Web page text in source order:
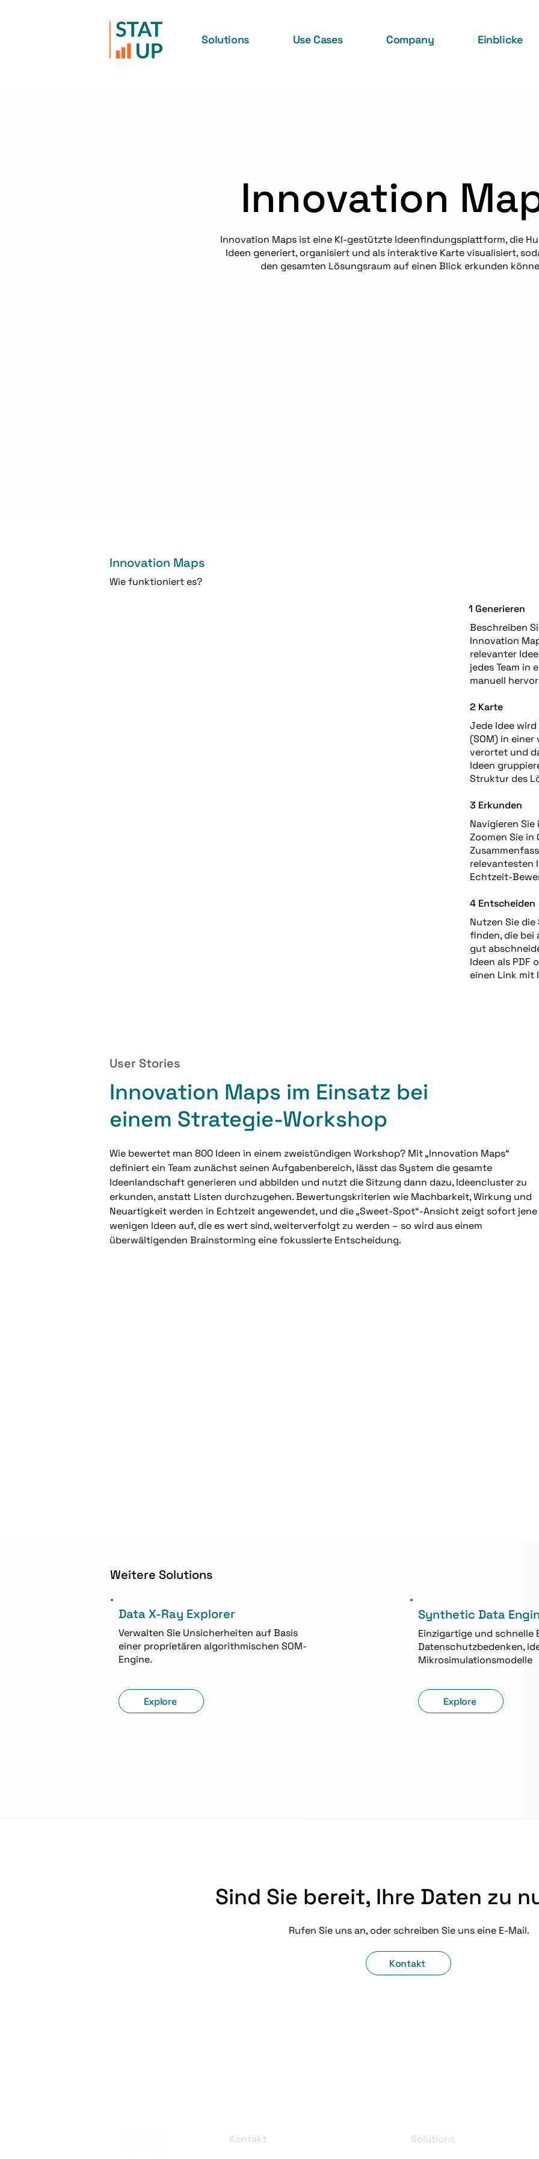
Solutions Use Cases Company Einblicke
Innovation
Innovation Maps ist eine KI-gestützte Ideenfindungsplattform, die
Ideen generiert, organisiert und als interaktive Karte visualisiert,
den gesamten Lösungsraum auf einen Blick erkunden
Innovation Maps
Wie funktioniert es?
1 Generieren
Beschreiben
Innovation
relevanter
jedes Team in
manuell
2 Karte
Jede Idee
(SOM) in
verortet und
Ideen
Struktur des
3 Erkunden
Navigieren
Zoomen Sie in
relevantesten
Echtzeit-
4 Entscheiden
Nutzen Sie
finden, die bei
gut
Ideen als PDF
einen Link mit
User Stories
Innovation Maps im Einsatz bei
einem Strategie-Workshop
Wie bewertet man 800 Ideen in einem zweistündigen Workshop? Mit „Innovation Maps“
definiert ein Team zunächst seinen Aufgabenbereich, lässt das System die gesamte
Ideenlandschaft generieren und abbilden und nutzt die Sitzung dann dazu, Ideencluster zu
erkunden, anstatt Listen durchzugehen. Bewertungskriterien wie Machbarkeit, Wirkung und
Neuartigkeit werden in Echtzeit angewendet, und die „Sweet-Spot“-Ansicht zeigt sofort jene
wenigen Ideen auf, die es wert sind, weiterverfolgt zu werden – so wird aus einem
überwältigenden Brainstorming eine fokussierte Entscheidung.
Weitere Solutions
Data X-Ray Explorer
Verwalten Sie Unsicherheiten auf Basis
einer proprietären algorithmischen SOM-
Engine.
Explore
Synthetic Data
Einzigartige und schnelle
Datenschutzbedenken,
Mikrosimulationsmodelle
Explore
Sind Sie bereit, Ihre Daten zu
Rufen Sie uns an, oder schreiben Sie uns eine E-Mail.
Kontakt
Kontakt Solutions